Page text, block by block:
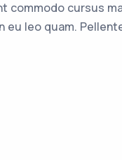
commodo cursus
eu leo quam.